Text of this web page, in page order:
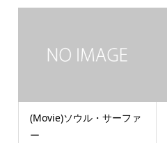
(Movie)ソウル・サーファ
ー